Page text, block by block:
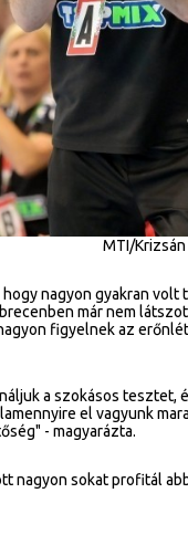
MTI/Krizsán
nagyon gyakran
már nem
figyelnek az
a szokásos tesztet,
el vagyunk
- magyarázta.
nagyon sokat profitál